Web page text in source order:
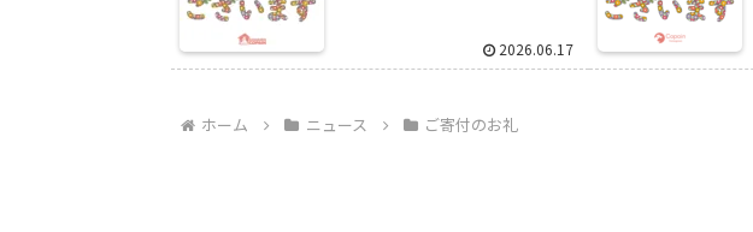
2026.06.17
ホーム ニュース ご寄付のお礼